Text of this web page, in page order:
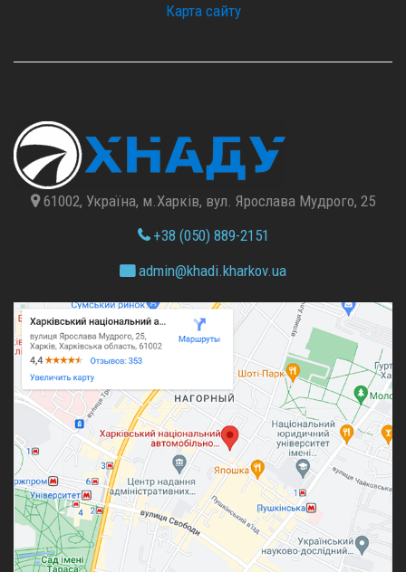
Карта сайту
61002, Україна, м.Харків, вул. Ярослава Мудрого, 25
+38 (050) 889-2151
admin@khadi.kharkov.ua